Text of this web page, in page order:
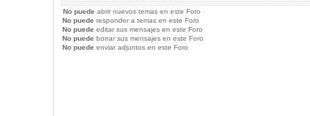
No puede abrir nuevos temas en este Foro
No puede responder a temas en este Foro
No puede editar sus mensajes en este Foro
No puede borrar sus mensajes en este Foro
No puede enviar adjuntos en este Foro